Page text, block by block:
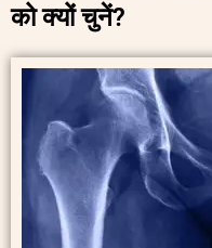
को क्यों चुनें?